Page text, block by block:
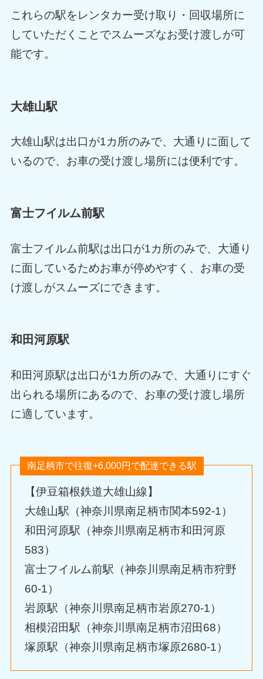
これらの駅をレンタカー受け取り・回収場所に
していただくことでスムーズなお受け渡しが可
能です。
大雄山駅
大雄山駅は出口が1カ所のみで、大通りに面して
いるので、お車の受け渡し場所には便利です。
富士フイルム前駅
富士フイルム前駅は出口が1カ所のみで、大通り
に面しているためお車が停めやすく、お車の受
け渡しがスムーズにできます。
和田河原駅
和田河原駅は出口が1カ所のみで、大通りにすぐ
出られる場所にあるので、お車の受け渡し場所
に適しています。
南足柄市で往復+6,000円で配達できる駅
【伊豆箱根鉄道大雄山線】
大雄山駅（神奈川県南足柄市関本592-1）
和田河原駅（神奈川県南足柄市和田河原
583）
富士フイルム前駅（神奈川県南足柄市狩野
60-1）
岩原駅（神奈川県南足柄市岩原270-1）
相模沼田駅（神奈川県南足柄市沼田68）
塚原駅（神奈川県南足柄市塚原2680-1）